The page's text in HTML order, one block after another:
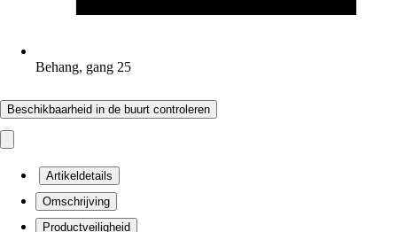
Behang, gang 25
Beschikbaarheid in de buurt controleren
Artikeldetails
Omschrijving
Productveiligheid